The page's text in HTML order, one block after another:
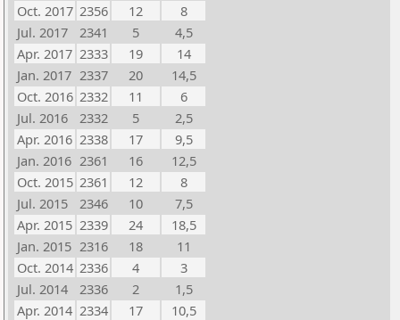
Oct. 2017 2356 12
8
Jul. 2017
2341 5
4,5
Apr. 2017 2333 19
14
Jan. 2017 2337 20
14,5
Oct. 2016 2332 11
6
Jul. 2016
2332 5
2,5
Apr. 2016 2338 17
9,5
Jan. 2016 2361 16
12,5
Oct. 2015 2361 12
8
Jul. 2015
2346 10
7,5
Apr. 2015 2339 24
18,5
Jan. 2015 2316 18
11
Oct. 2014 2336 4
3
Jul. 2014
2336 2
1,5
Apr. 2014 2334 17
10,5